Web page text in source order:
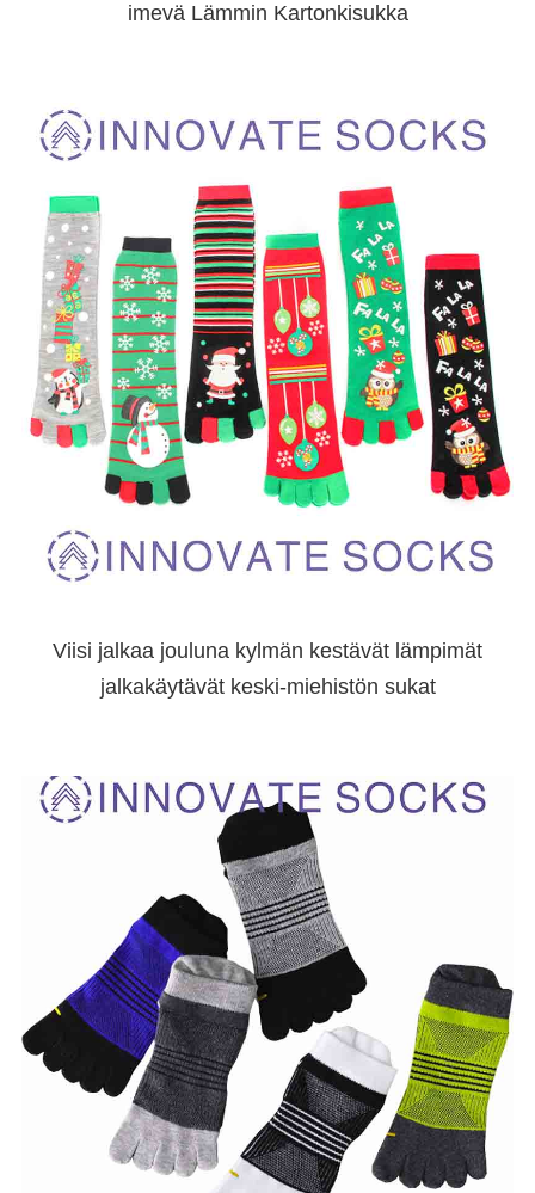
imevä Lämmin Kartonkisukka
Viisi jalkaa jouluna kylmän kestävät lämpimät
jalkakäytävät keski-miehistön sukat